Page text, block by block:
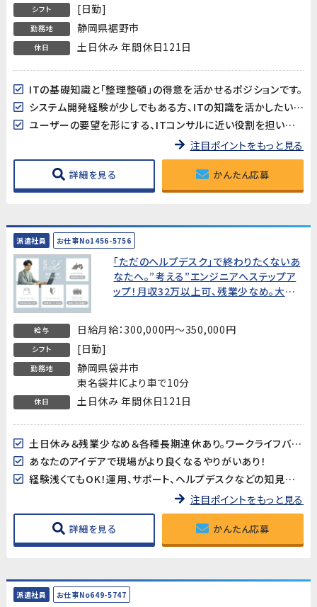
シフト [日勤]
勤務地 静岡県裾野市
休日 土日休み 年間休日121日
ITの基礎知識と「整理整頓」の得意を活かせるポジションです。
システム開発経験が少しでもある方、ITの知識を活かしたい方に最適。
ユーザーの要望を形にする、ITコンサルに近い役割を担います。
注目ポイントをもっと見る
詳細を見る かんたん応募
派遣社員 お仕事No1456-5756
「ただのヘルプデスク」で終わりたくないあ
なたへ。”考える”エンジニアへステップア
ップ！月収32万以上可、残業少なめ。大手
給与 日給月給：300,000円～350,000円
シフト [日勤]
勤務地
静岡県袋井市
東名袋井ICより車で10分
休日 土日休み 年間休日121日
土日休み＆残業少なめ＆各種長期連休あり。ワークライフバランスのとれたエンジニアのお仕事
あなたのアイデアで現場がより良くなるやりがいあり！
経験浅くてもOK！運用、サポート、ヘルプデスクなどの知見が活かせるお仕事
注目ポイントをもっと見る
詳細を見る かんたん応募
派遣社員 お仕事No649-5747